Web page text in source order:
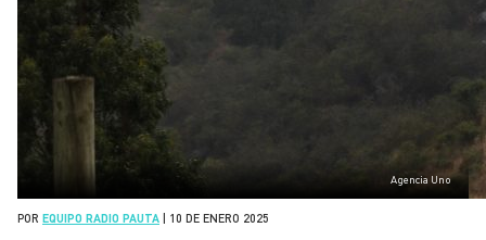
Agencia Uno
POR EQUIPO RADIO PAUTA 10 DE ENERO 2025